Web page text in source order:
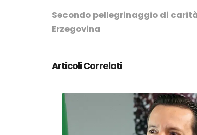
Secondo pellegrinaggio di
Erzegovina
Articoli Correlati